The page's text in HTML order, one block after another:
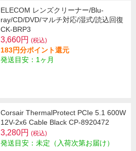
ELECOM レンズクリーナー/Blu-
ray/CD/DVD/マルチ対応/湿式/読込回復
CK-BRP3
3,660円 (税込)
183円分ポイント還元
発送目安：1ヶ月
Corsair ThermalProtect PCIe 5.1 600W
12V-2x6 Cable Black CP-8920472
3,280円 (税込)
発送目安：未定（入荷次第お届け）